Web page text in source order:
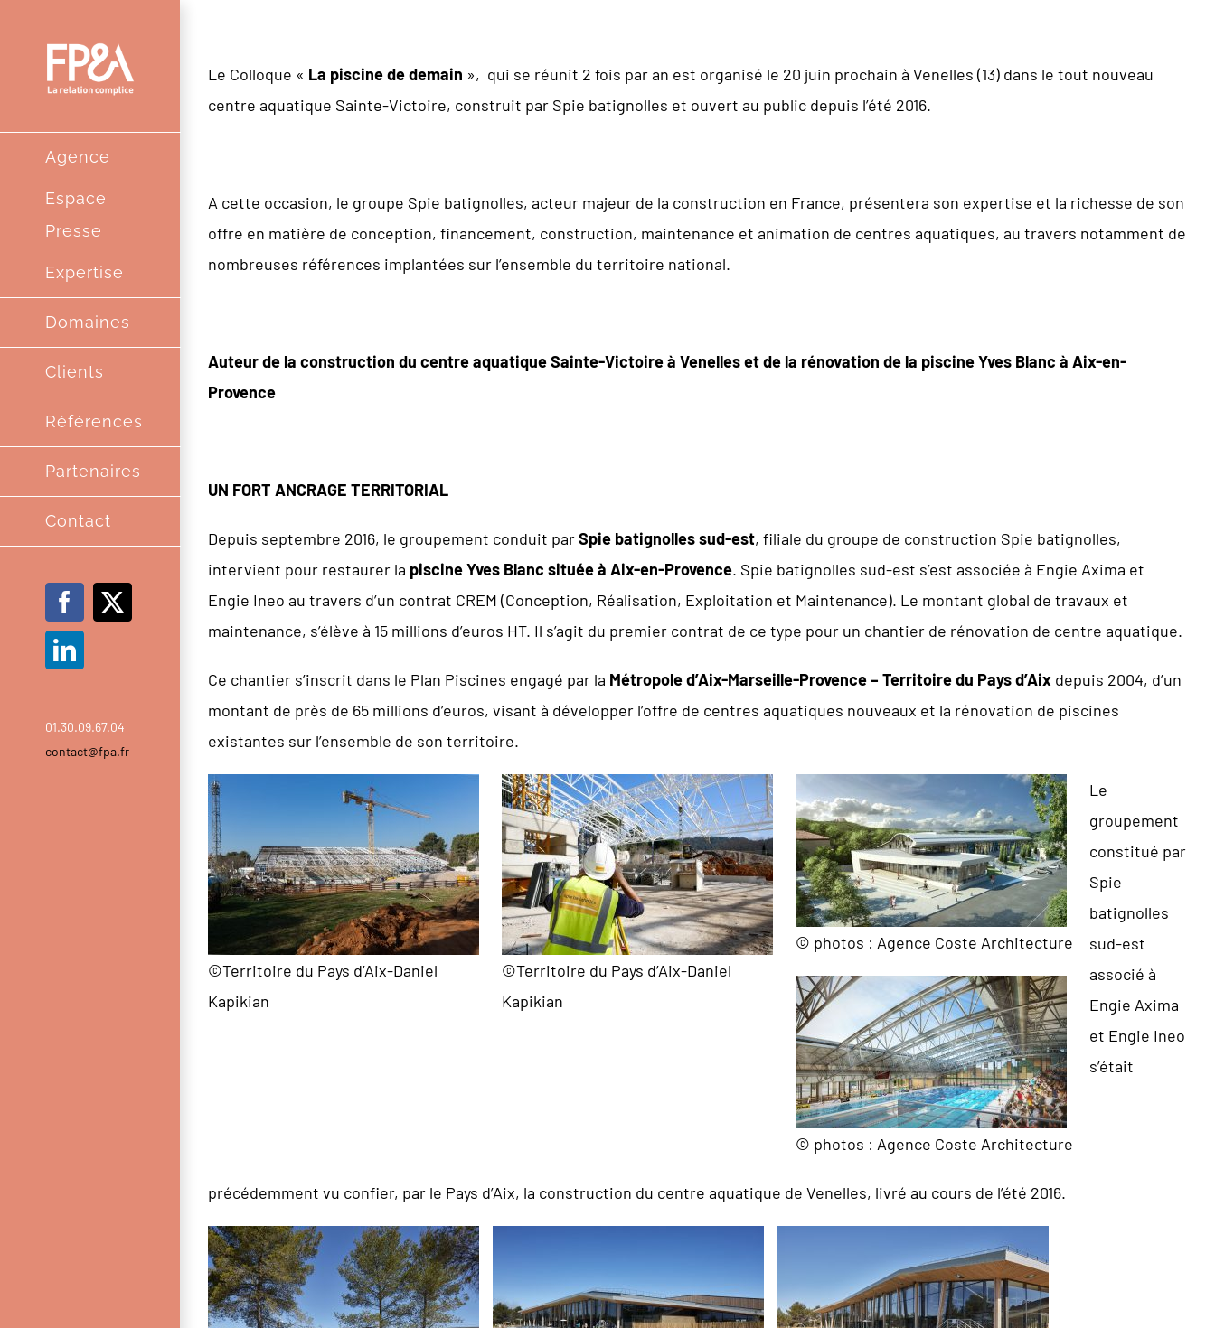
contenu
Agence
Espace
Presse
Expertise
Domaines
Clients
Références
Partenaires
Contact
Facebook
X
LinkedIn
01.30.09.67.04
contact@fpa.fr
Le Colloque « La piscine de demain », qui se réunit 2 fois par an est organisé le 20 juin prochain à Venelles (13) dans le tout nouveau
centre aquatique Sainte-Victoire, construit par Spie batignolles et ouvert au public depuis l’été 2016.
A cette occasion, le groupe Spie batignolles, acteur majeur de la construction en France, présentera son expertise et la richesse de son
offre en matière de conception, financement, construction, maintenance et animation de centres aquatiques, au travers notamment de
nombreuses références implantées sur l’ensemble du territoire national.
Auteur de la construction du centre aquatique Sainte-Victoire à Venelles et de la rénovation de la piscine Yves Blanc à Aix-en-
Provence
UN FORT ANCRAGE TERRITORIAL
Depuis septembre 2016, le groupement conduit parSpie batignolles sud-est, filiale du groupe de construction Spie batignolles,
intervient pour restaurer la piscine Yves Blanc située à Aix-en-Provence. Spie batignolles sud-est s’est associée à Engie Axima et
Engie Ineo au travers d’un contrat CREM (Conception, Réalisation, Exploitation et Maintenance). Le montant global de travaux et
maintenance, s’élève à 15 millions d’euros HT. Il s’agit du premier contrat de ce type pour un chantier de rénovation de centre aquatique.
Ce chantier s’inscrit dans le Plan Piscines engagé par la Métropole d’Aix-Marseille-Provence – Territoire du Pays d’Aix depuis 2004, d’un
montant de près de 65 millions d’euros, visant à développer l’offre de centres aquatiques nouveaux et la rénovation de piscines
existantes sur l’ensemble de son territoire.
©Territoire du Pays d’Aix-Daniel
Kapikian
©Territoire du Pays d’Aix-Daniel
Kapikian
© photos : Agence Coste Architecture
© photos : Agence Coste Architecture
Le
groupement
constitué par
Spie
batignolles
sud-est
associé à
Engie Axima
et Engie Ineo
s’était
précédemment vu confier, par le Pays d’Aix, la construction du centre aquatique de Venelles, livré au cours de l’été 2016.